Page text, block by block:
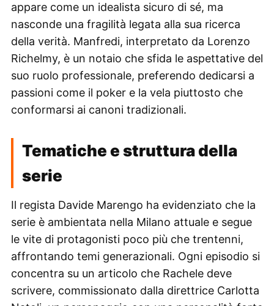
appare come un idealista sicuro di sé, ma
nasconde una fragilità legata alla sua ricerca
della verità. Manfredi, interpretato da Lorenzo
Richelmy, è un notaio che sfida le aspettative del
suo ruolo professionale, preferendo dedicarsi a
passioni come il poker e la vela piuttosto che
conformarsi ai canoni tradizionali.
Tematiche e struttura della
serie
Il regista Davide Marengo ha evidenziato che la
serie è ambientata nella Milano attuale e segue
le vite di protagonisti poco più che trentenni,
affrontando temi generazionali. Ogni episodio si
concentra su un articolo che Rachele deve
scrivere, commissionato dalla direttrice Carlotta